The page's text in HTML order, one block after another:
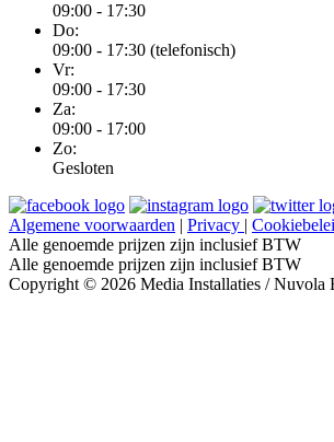
09:00 - 17:30
Do:
09:00 - 17:30 (telefonisch)
Vr:
09:00 - 17:30
Za:
09:00 - 17:00
Zo:
Gesloten
Algemene voorwaarden | Privacy |
Alle genoemde prijzen zijn inclusief BTW
Alle genoemde prijzen zijn inclusief BTW
Copyright © 2026 Media Installaties / Nuvola